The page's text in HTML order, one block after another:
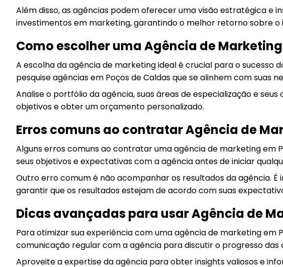
Além disso, as agências podem oferecer uma visão estratégica e
investimentos em marketing, garantindo o melhor retorno sobre o
Como escolher uma Agência de
A escolha da agência de marketing ideal é crucial para o sucesso
pesquise agências em Poços de Caldas que se alinhem com suas
Analise o portfólio da agência, suas áreas de especialização e
objetivos e obter um orçamento personalizado.
Erros comuns ao contratar Agência de
Alguns erros comuns ao contratar uma agência de marketing em
seus objetivos e expectativas com a agência antes de iniciar
Outro erro comum é não acompanhar os resultados da agência.
garantir que os resultados estejam de acordo com suas
Dicas avançadas para usar Agência de
Para otimizar sua experiência com uma agência de marketing
comunicação regular com a agência para discutir o progresso
Aproveite a expertise da agência para obter insights valiosos e